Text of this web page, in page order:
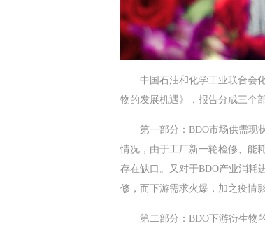
中国石油和化学工业联合会化
物的发展机遇》，报告分成三个部
第一部分：BDO市场供需现状
情况，由于工厂新一轮检修、能
存在缺口。又对于BDO产业消耗
修，而下游需求火爆，加之疫情
第二部分：BDO下游衍生物的